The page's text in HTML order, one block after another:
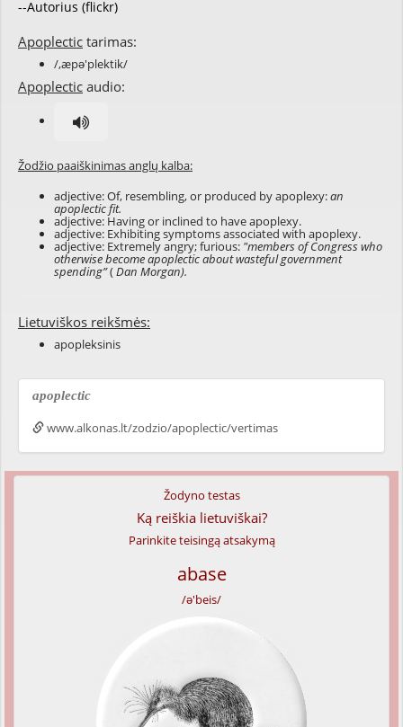
--Autorius (flickr)
Apoplectic tarimas:
/,æpə'plektik/
Apoplectic audio:
Žodžio paaiškinimas anglų kalba:
adjective: Of, resembling, or produced by apoplexy:an
apoplectic fit.
adjective: Having or inclined to have apoplexy.
adjective: Exhibiting symptoms associated with apoplexy.
adjective: Extremely angry; furious: "members of Congress who
otherwise become apoplectic about wasteful government
spending”(Dan Morgan).
Lietuviškos reikšmės:
apopleksinis
apoplectic
www.alkonas.lt/zodzio/apoplectic/vertimas
Žodyno testas
Ką reiškia lietuviškai?
Parinkite teisingą atsakymą
abase
/ə'beis/